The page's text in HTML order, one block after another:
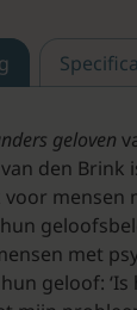
geloven
den Brink
mensen
met
geloof: ‘Is